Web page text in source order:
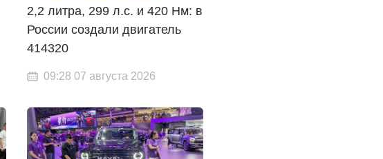
2,2 литра, 299 л.с. и 420 Нм: в
России создали двигатель
414320
09:28 07 августа 2026